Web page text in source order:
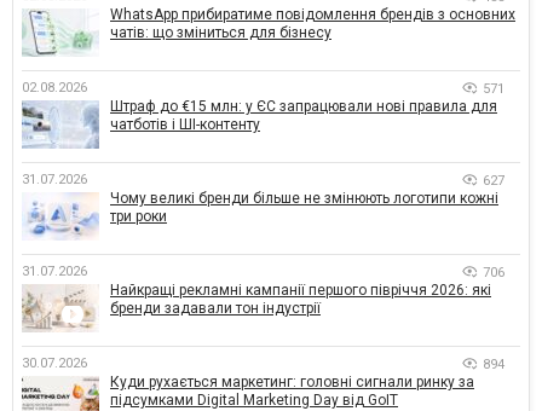
WhatsApp прибиратиме повідомлення брендів з основних
чатів: що зміниться для бізнесу
02.08.2026 571
Штраф до €15 млн: у ЄС запрацювали нові правила для
чатботів і ШІ-контенту
31.07.2026 627
Чому великі бренди більше не змінюють логотипи кожні
три роки
31.07.2026 706
Найкращі рекламні кампанії першого півріччя 2026: які
бренди задавали тон індустрії
30.07.2026 894
Куди рухається маркетинг: головні сигнали ринку за
підсумками Digital Marketing Day від GoIT